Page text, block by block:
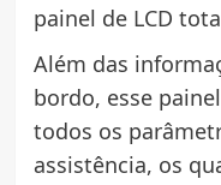
painel de LCD
Além das
bordo, esse
todos os
assistência, os